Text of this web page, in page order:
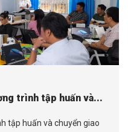
trình tập huấn và...
tập huấn và chuyển giao